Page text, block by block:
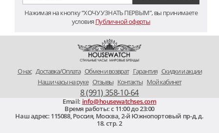
Нажимая на кнопку “ХОЧУ УЗНАТЬ ПЕРВЫМ”, вы принимаете
условия Публичной оферты
O нас Доставка/Оплата Обмен и возврат Гарантия Скидки и акции
Наши часы на руке Отзывы Контакты Мой кабинет
8 (991) 358-10-64
Email: info@housewatchses.com
Время работы: c 11:00 до 23:00
Наш адрес: 115088,Россия, Москва,2-й Южнопортовый пр-д, д.
18. стр. 2